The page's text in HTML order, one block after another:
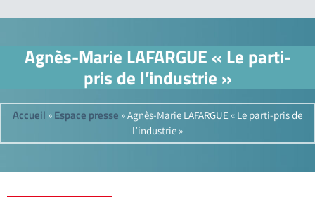
Agnès-Marie LAFARGUE « Le parti-
pris de l’industrie »
Accueil » Espace presse »Agnès-Marie LAFARGUE « Le parti-pris de
l’industrie »